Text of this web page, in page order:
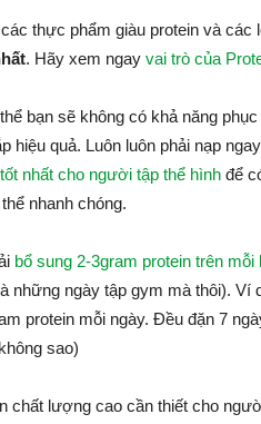
thực phẩm giàu protein và
. Hãy xem ngay vai trò của
bạn sẽ không có khả năng
hiệu quả. Luôn luôn phải nạp
nhất cho người tập thể hình để
nhanh chóng.
bổ sung 2-3gram protein trên
những ngày tập gym mà thôi). Ví
protein mỗi ngày. Đều đặn 7
sao)
chất lượng cao cần thiết cho